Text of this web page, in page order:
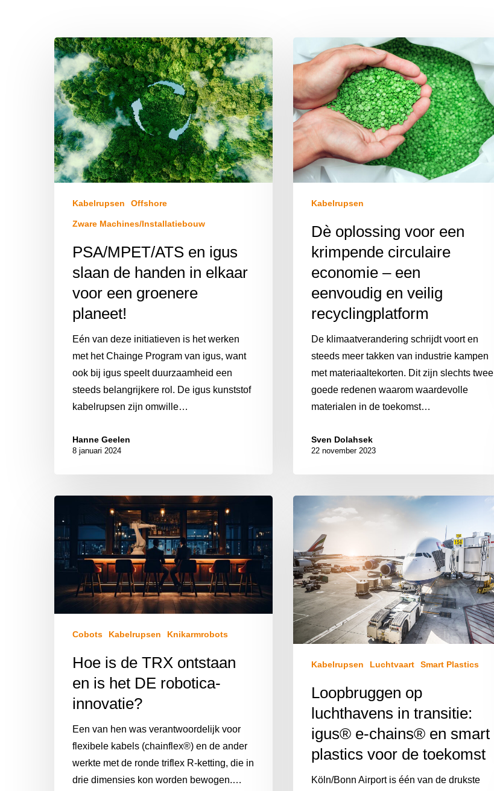
Hit enter to search or ESC to close
Kabelrupsen Offshore
Zware Machines/Installatiebouw
PSA/MPET/ATS en igus
slaan de handen in elkaar
voor een groenere
planeet!
Eén van deze initiatieven is het werken
met het Chainge Program van igus, want
ook bij igus speelt duurzaamheid een
steeds belangrijkere rol. De igus kunststof
kabelrupsen zijn omwille…
Hanne Geelen
8 januari 2024
Kabelrupsen
Dè oplossing voor een
krimpende circulaire
economie – een
eenvoudig en veilig
recyclingplatform
De klimaatverandering schrijdt voort en
steeds meer takken van industrie kampen
met materiaaltekorten. Dit zijn slechts twee
goede redenen waarom waardevolle
materialen in de toekomst…
Sven Dolahsek
22 november 2023
Kabelrupsen Luchtvaart Smart Plastics
Loopbruggen op
luchthavens in transitie:
igus® e-chains® en smart
plastics voor de toekomst
Köln/Bonn Airport is één van de drukste
Cobots Kabelrupsen Knikarmrobots
Hoe is de TRX ontstaan
en is het DE robotica-
innovatie?
Een van hen was verantwoordelijk voor
flexibele kabels (chainflex®) en de ander
werkte met de ronde triflex R-ketting, die in
drie dimensies kon worden bewogen.…